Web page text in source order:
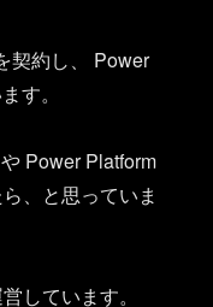
契約し、 Power
す。
Power Platform
、と思っていま
しています。